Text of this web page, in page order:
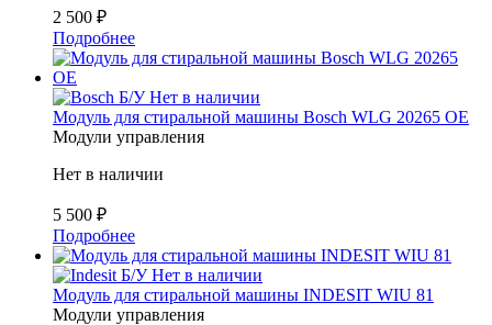
2 500 ₽
Подробнее
Б/У Нет в наличии
Модуль для стиральной машины Bosch WLG 20265 OE
Модули управления
Нет в наличии
5 500 ₽
Подробнее
Б/У Нет в наличии
Модуль для стиральной машины INDESIT WIU 81
Модули управления